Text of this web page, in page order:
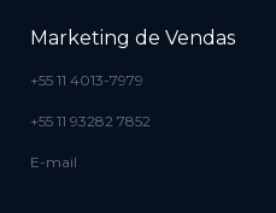
Marketing de Vendas
+55 11 4013-7979
+55 11 93282 7852
E-mail